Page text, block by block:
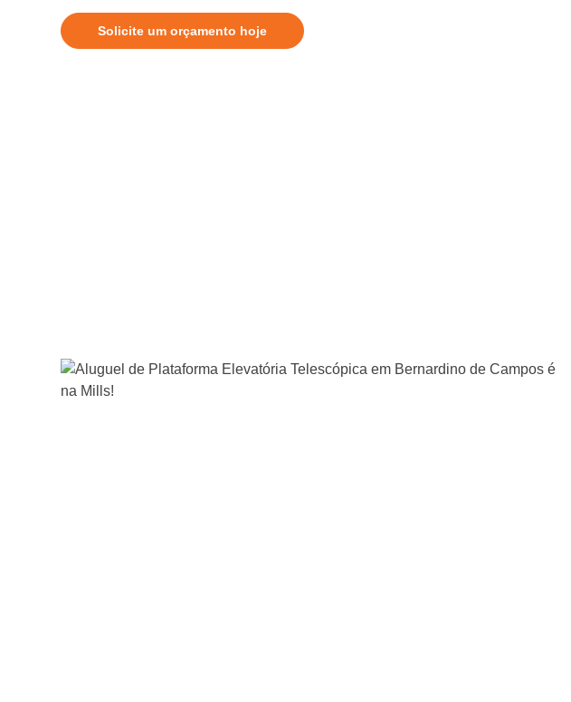
Solicite um orçamento hoje